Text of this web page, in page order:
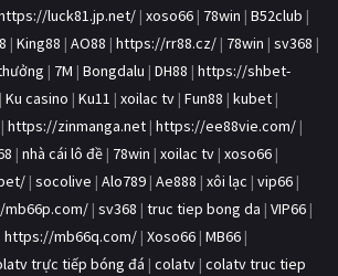
luck81.jp.net/ | xoso66 | 78win | B52club |
| King88 | AO88 | https://rr88.cz/ | 78win | sv368 |
| 7M | Bongdalu | DH88 | https://shbet-
| Ku casino | Ku11 | xoilac tv | Fun88 | kubet |
| https://zinmanga.net | https://ee88vie.com/ |
| nhà cái lô đề | 78win | xoilac tv | xoso66 |
| socolive | Alo789 | Ae888 | xôi lạc | vip66 |
| sv368 | truc tiep bong da | VIP66 |
https://mb66q.com/ | Xoso66 | MB66 |
trực tiếp bóng đá | colatv | colatv truc tiep